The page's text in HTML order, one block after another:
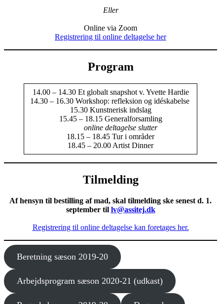
Eller
Online via Zoom
Registrering til online deltagelse her
Program
14.00 – 14.30 Et globalt snapshot v. Yvette Hardie
14.30 – 16.30 Workshop: refleksion og idéskabelse
15.30 Kunstnerisk indslag
15.45 – 18.15 Generalforsamling
online deltagelse slutter
18.15 – 18.45 Tur i områder
18.45 – 20.00 Artist Dinner
Tilmelding
Af hensyn til bestilling af mad, skal tilmelding ske senest d. 1.
september til lv@assitej.dk
Registrering til online deltagelse kan foretages her.
Beretning sæson 2019-20
Arbejdsprogram sæson 2020-21 (udkast)